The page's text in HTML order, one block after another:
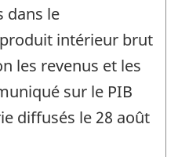
dans le
intérieur brut
les revenus et les
sur le PIB
diffusés le 28 août